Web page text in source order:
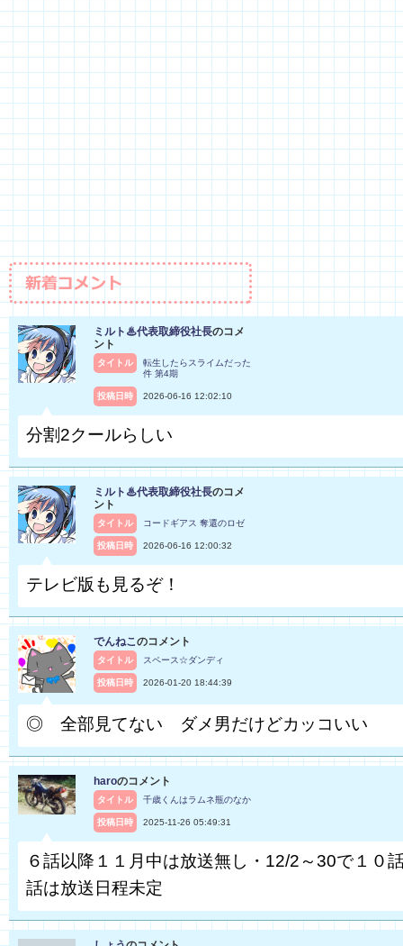
ミルト♨代表取締役社長のコメ
ント
タイトル
転生したらスライムだった
件 第4期
投稿日時 2026-06-16 12:02:10
分割2クールらしい
ミルト♨代表取締役社長のコメ
ント
タイトル コードギアス 奪還のロゼ
投稿日時 2026-06-16 12:00:32
テレビ版も見るぞ！
でんねこのコメント
タイトル スペース☆ダンディ
投稿日時 2026-01-20 18:44:39
◎ 全部見てない ダメ男だけどカッコいい
haroのコメント
タイトル 千歳くんはラムネ瓶のなか
投稿日時 2025-11-26 05:49:31
６話以降１１月中は放送無し・12/2～30で１０
話は放送日程未定